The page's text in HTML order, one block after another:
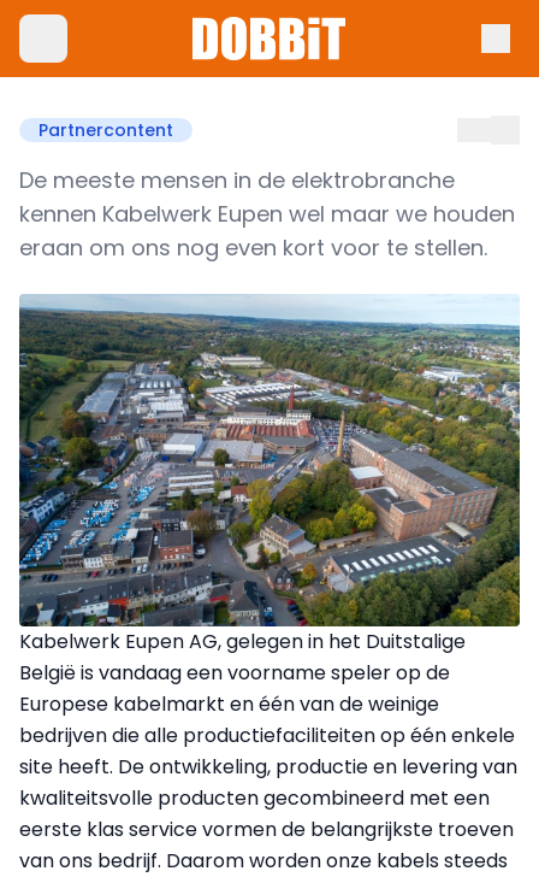
Partnercontent
De meeste mensen in de elektrobranche
kennen Kabelwerk Eupen wel maar we houden
eraan om ons nog even kort voor te stellen.
Kabelwerk Eupen AG, gelegen in het Duitstalige
België is vandaag een voorname speler op de
Europese kabelmarkt en één van de weinige
bedrijven die alle productiefaciliteiten op één enkele
site heeft. De ontwikkeling, productie en levering van
kwaliteitsvolle producten gecombineerd met een
eerste klas service vormen de belangrijkste troeven
van ons bedrijf. Daarom worden onze kabels steeds